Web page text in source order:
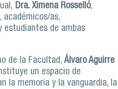
Dra. Ximena Rosselló,
académicos/as,
estudiantes de ambas
de la Facultad, Álvaro Aguirre
un espacio de
la memoria y la vanguardia, la